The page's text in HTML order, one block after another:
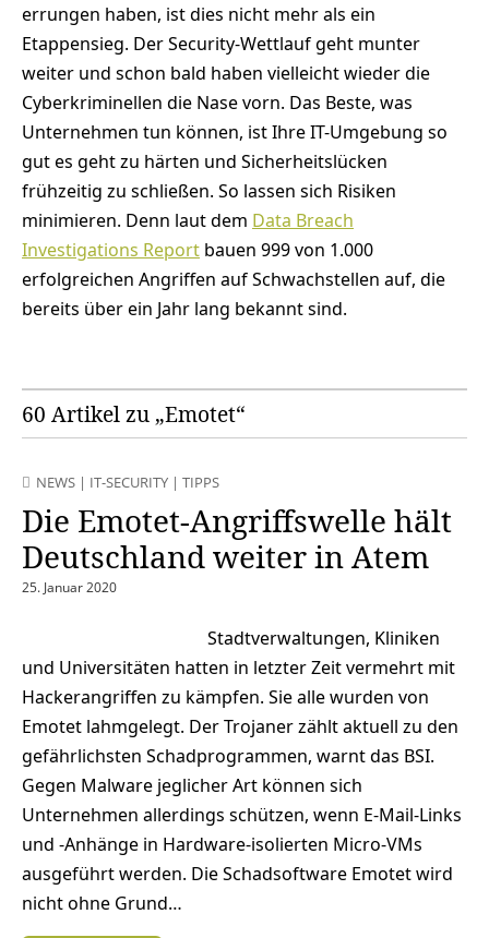
errungen haben, ist dies nicht mehr als ein
Etappensieg. Der Security-Wettlauf geht munter
weiter und schon bald haben vielleicht wieder die
Cyberkriminellen die Nase vorn. Das Beste, was
Unternehmen tun können, ist Ihre IT-Umgebung so
gut es geht zu härten und Sicherheitslücken
frühzeitig zu schließen. So lassen sich Risiken
minimieren. Denn laut dem Data Breach
Investigations Report bauen 999 von 1.000
erfolgreichen Angriffen auf Schwachstellen auf, die
bereits über ein Jahr lang bekannt sind.
60 Artikel zu „Emotet“
NEWS | IT-SECURITY | TIPPS
Die Emotet-Angriffswelle hält
Deutschland weiter in Atem
25. Januar 2020
Stadtverwaltungen, Kliniken
und Universitäten hatten in letzter Zeit vermehrt mit
Hackerangriffen zu kämpfen. Sie alle wurden von
Emotet lahmgelegt. Der Trojaner zählt aktuell zu den
gefährlichsten Schadprogrammen, warnt das BSI.
Gegen Malware jeglicher Art können sich
Unternehmen allerdings schützen, wenn E-Mail-Links
und -Anhänge in Hardware-isolierten Micro-VMs
ausgeführt werden. Die Schadsoftware Emotet wird
nicht ohne Grund…